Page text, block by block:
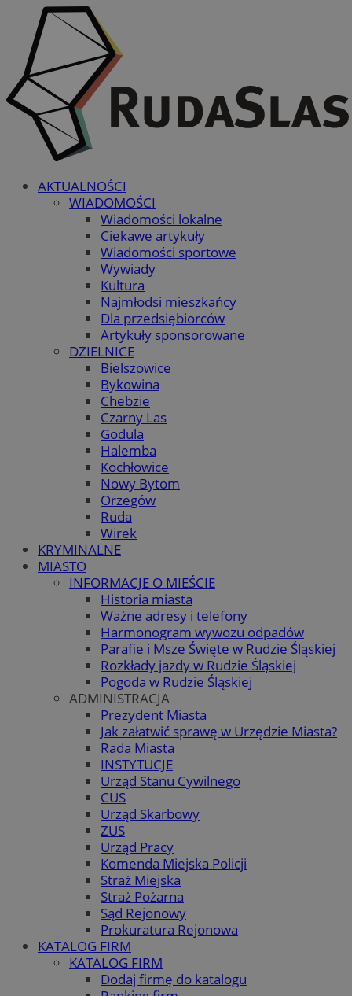
AKTUALNOŚCI
WIADOMOŚCI
Wiadomości lokalne
Ciekawe artykuły
Wiadomości sportowe
Wywiady
Kultura
Najmłodsi mieszkańcy
Dla przedsiębiorców
Artykuły sponsorowane
DZIELNICE
Bielszowice
Bykowina
Chebzie
Czarny Las
Godula
Halemba
Kochłowice
Nowy Bytom
Orzegów
Ruda
Wirek
KRYMINALNE
MIASTO
INFORMACJE O MIEŚCIE
Historia miasta
Ważne adresy i telefony
Harmonogram wywozu odpadów
Parafie i Msze Święte w Rudzie Śląskiej
Rozkłady jazdy w Rudzie Śląskiej
Pogoda w Rudzie Śląskiej
ADMINISTRACJA
Prezydent Miasta
Jak załatwić sprawę w Urzędzie Miasta?
Rada Miasta
INSTYTUCJE
Urząd Stanu Cywilnego
CUS
Urząd Skarbowy
ZUS
Urząd Pracy
Komenda Miejska Policji
Straż Miejska
Straż Pożarna
Sąd Rejonowy
Prokuratura Rejonowa
KATALOG FIRM
KATALOG FIRM
Dodaj firmę do katalogu